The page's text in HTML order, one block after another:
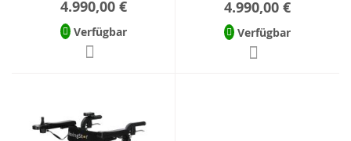
4.990,00 €
Verfügbar
4.990,00 €
Verfügbar